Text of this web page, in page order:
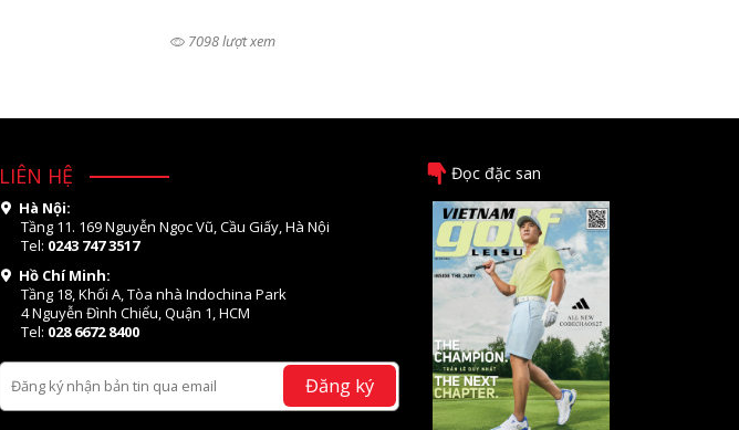
7098 lượt xem
LIÊN HỆ
Hà Nội:
Tầng 11. 169 Nguyễn Ngọc Vũ, Cầu Giấy, Hà Nội
Tel: 0243 747 3517
Hồ Chí Minh:
Tầng 18, Khối A, Tòa nhà Indochina Park
4 Nguyễn Đình Chiểu, Quận 1, HCM
Tel: 028 6672 8400
Đăng ký
Đọc đặc san